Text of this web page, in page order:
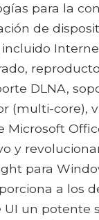
para la
de
DLNA,
(multi-core),
Microsoft
y
para
a los
UI un potente